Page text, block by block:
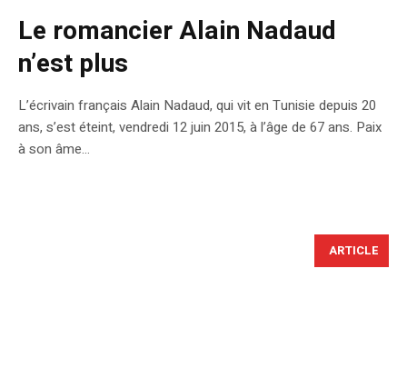
Le romancier Alain Nadaud
n’est plus
L’écrivain français Alain Nadaud, qui vit en Tunisie depuis 20
ans, s’est éteint, vendredi 12 juin 2015, à l’âge de 67 ans. Paix
à son âme…
ARTICLE